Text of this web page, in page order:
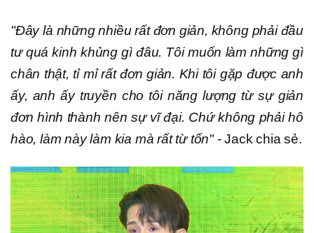
"Đây là những nhiều rất đơn giản, không phải đầu
tư quá kinh khủng gì đâu. Tôi muốn làm những gì
chân thật, tỉ mỉ rất đơn giản. Khi tôi gặp được anh
ấy, anh ấy truyền cho tôi năng lượng từ sự giản
đơn hình thành nên sự vĩ đại. Chứ không phải hô
hào, làm này làm kia mà rất từ tốn"- Jack chia sẻ.